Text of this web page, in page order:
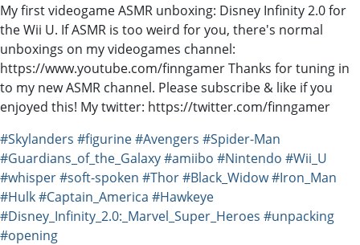
My first videogame ASMR unboxing: Disney Infinity 2.0 for
the Wii U. If ASMR is too weird for you, there's normal
unboxings on my videogames channel:
https://www.youtube.com/finngamer Thanks for tuning in
to my new ASMR channel. Please subscribe & like if you
enjoyed this! My twitter: https://twitter.com/finngamer
#Skylanders #figurine#Avengers #Spider-Man
#Guardians_of_the_Galaxy#amiibo #Nintendo #Wii_U
#whisper#soft-spoken #Thor#Black_Widow#Iron_Man
#Hulk#Captain_America #Hawkeye
#Disney_Infinity_2.0:_Marvel_Super_Heroes #unpacking
#opening